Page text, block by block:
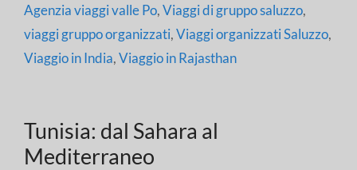
Agenzia viaggi valle Po,Viaggi di gruppo saluzzo,
viaggi gruppo organizzati,Viaggi organizzati Saluzzo,
Viaggio in India,Viaggio in Rajasthan
Tunisia: dal Sahara al
Mediterraneo